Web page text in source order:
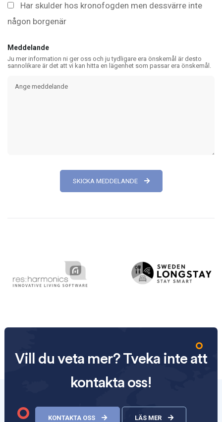
Har skulder hos kronofogden men dessvärre inte
någon borgenär
Meddelande
Ju mer information ni ger oss och ju tydligare era önskemål är desto
sannolikare är det att vi kan hitta en lägenhet som passar era önskemål.
SKICKA MEDDELANDE
Vill du veta mer? Tveka inte att
kontakta oss!
KONTAKTA OSS LÄS MER